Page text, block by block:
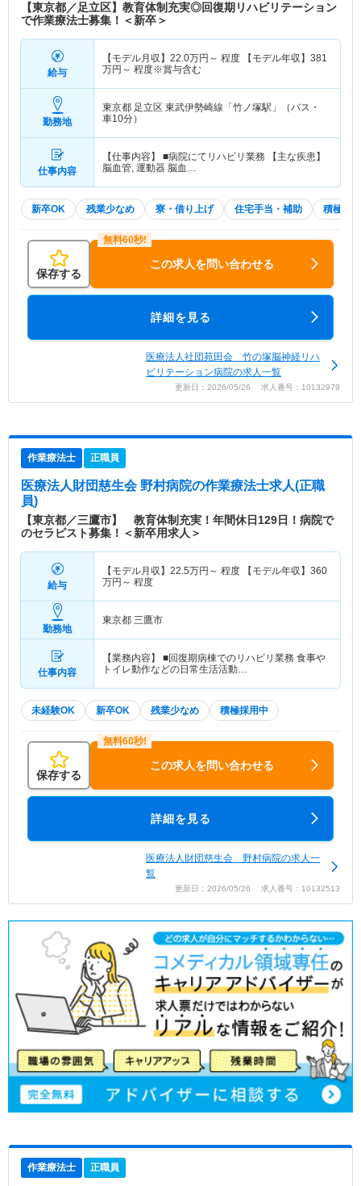
【東京都／足立区】教育体制充実◎回復期リハビリテーション
で作業療法士募集！＜新卒＞
給与
【モデル月収】 22.0万円～ 程度 【モデル年収】 381
万円～ 程度※賞与含む
勤務地
東京都 足立区 東武伊勢崎線「竹ノ塚駅」（バス・
車10分）
仕事内容
【仕事内容】 ■病院にてリハビリ業務 【主な疾患】
脳血管, 運動器 脳血…
新卒OK 残業少なめ 寮・借り上げ 住宅手当・補助 積極採
保存する
この求人を問い合わせる
詳細を見る
医療法人社団苑田会 竹の塚脳神経リハ
ビリテーション病院の求人一覧
更新日：2026/05/26 求人番号：10132979
作業療法士 正職員
医療法人財団慈生会 野村病院の作業療法士求人(正職
員)
【東京都／三鷹市】 教育体制充実！年間休日129日！病院で
のセラピスト募集！＜新卒用求人＞
給与
【モデル月収】 22.5万円～ 程度 【モデル年収】 360
万円～ 程度
勤務地
東京都 三鷹市
仕事内容
【業務内容】 ■回復期病棟でのリハビリ業務 食事や
トイレ動作などの日常生活活動…
未経験OK 新卒OK 残業少なめ 積極採用中
保存する
この求人を問い合わせる
詳細を見る
医療法人財団慈生会 野村病院の求人一
覧
更新日：2026/05/26 求人番号：10132513
作業療法士 正職員